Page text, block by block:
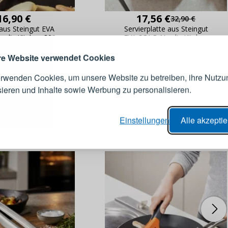
Website verwendet Cookies
Cookies, um unsere Website zu betreiben, ihre
und Inhalte sowie Werbung zu personalisieren.
Alle
Einstellungen
€
Steingut EVA
Kitchen 300
17,56 €32,90 €
Servierplatte aus Steingut
EVA SOLO Nordic Kitchen
sich lohnt, ein Konto zu
erstellen
über Änderungen an der
ANMELDEN
E-Mail-Adresse
Passwort